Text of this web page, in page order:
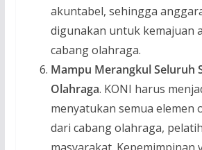
akuntabel, sehingga
digunakan untuk kemajuan
cabang olahraga.
Mampu Merangkul Seluruh
Olahraga. KONI harus
menyatukan semua elemen
dari cabang olahraga,